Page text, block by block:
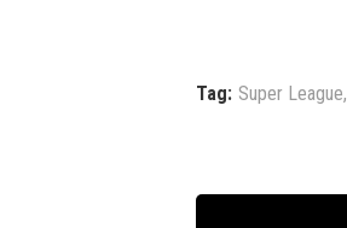
Tag: Super League,